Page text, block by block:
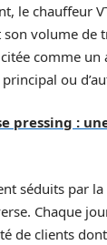
le chauffeur
volume de
comme un
ou
pressing :
séduits par
Chaque
de clients